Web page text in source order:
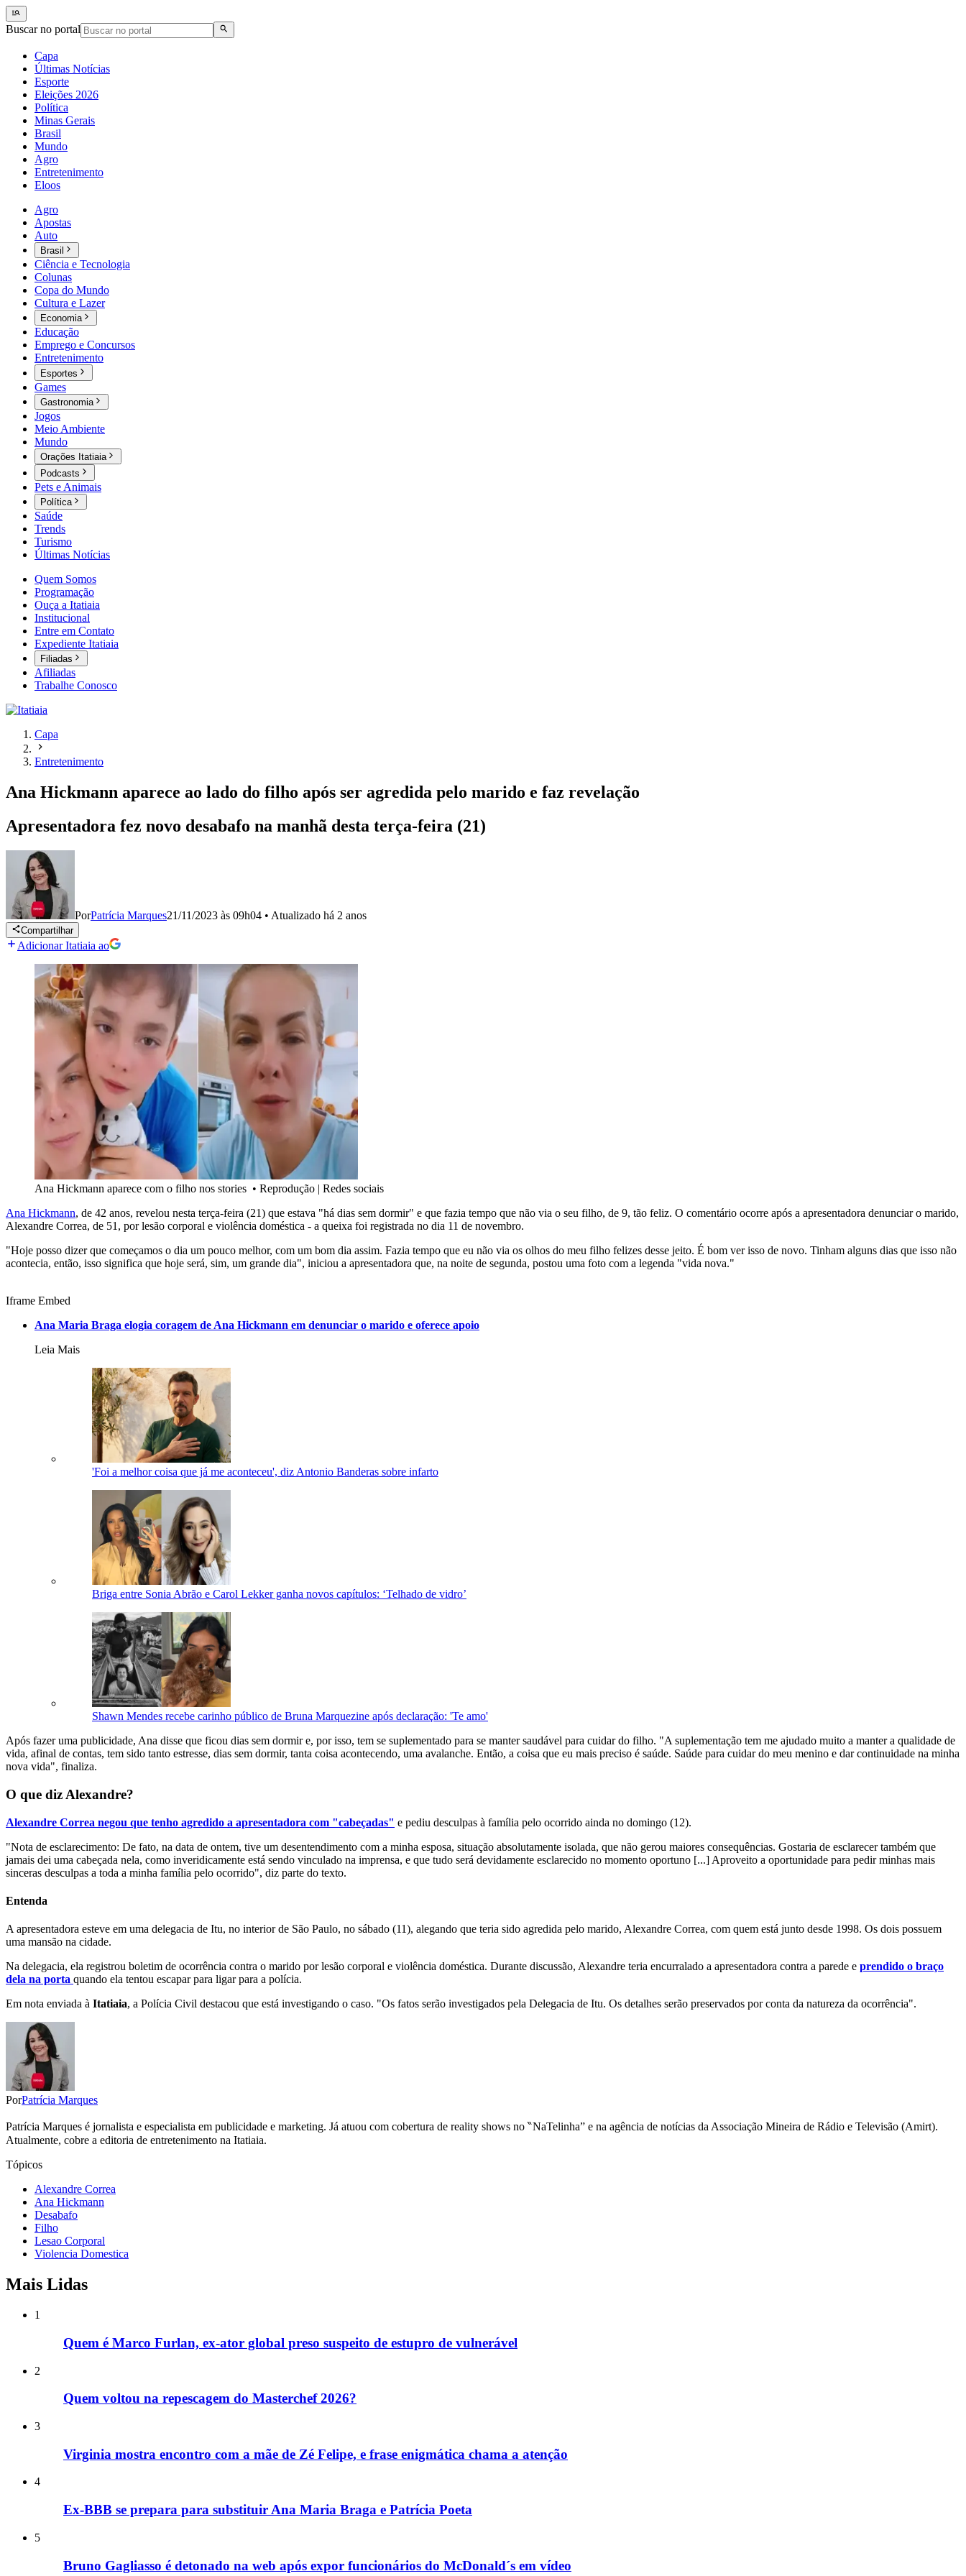
Buscar no portal
Capa
Últimas Notícias
Esporte
Eleições 2026
Política
Minas Gerais
Brasil
Mundo
Agro
Entretenimento
Eloos
Agro
Apostas
Auto
Brasil
Ciência e Tecnologia
Colunas
Copa do Mundo
Cultura e Lazer
Economia
Educação
Emprego e Concursos
Entretenimento
Esportes
Games
Gastronomia
Jogos
Meio Ambiente
Mundo
Orações Itatiaia
Podcasts
Pets e Animais
Política
Saúde
Trends
Turismo
Últimas Notícias
Quem Somos
Programação
Ouça a Itatiaia
Institucional
Entre em Contato
Expediente Itatiaia
Filiadas
Afiliadas
Trabalhe Conosco
Capa
Entretenimento
Ana Hickmann aparece ao lado do filho após ser agredida pelo marido e faz revelação
Apresentadora fez novo desabafo na manhã desta terça-feira (21)
PorPatrícia Marques21/11/2023 às 09h04 • Atualizado há 2 anos
Compartilhar
Adicionar Itatiaia ao
Ana Hickmann aparece com o filho nos stories • Reprodução | Redes sociais
Ana Hickmann, de 42 anos, revelou nesta terça-feira (21) que estava "há dias sem dormir" e que fazia tempo que não via o seu filho, de 9, tão feliz. O comentário ocorre após a apresentadora denunciar o marido,
Alexandre Correa, de 51, por lesão corporal e violência doméstica - a queixa foi registrada no dia 11 de novembro.
"Hoje posso dizer que começamos o dia um pouco melhor, com um bom dia assim. Fazia tempo que eu não via os olhos do meu filho felizes desse jeito. É bom ver isso de novo. Tinham alguns dias que isso não
acontecia, então, isso significa que hoje será, sim, um grande dia", iniciou a apresentadora que, na noite de segunda, postou uma foto com a legenda "vida nova."
Iframe Embed
Ana Maria Braga elogia coragem de Ana Hickmann em denunciar o marido e oferece apoio
Leia Mais
'Foi a melhor coisa que já me aconteceu', diz Antonio Banderas sobre infarto
Briga entre Sonia Abrão e Carol Lekker ganha novos capítulos: ‘Telhado de vidro’
Shawn Mendes recebe carinho público de Bruna Marquezine após declaração: 'Te amo'
Após fazer uma publicidade, Ana disse que ficou dias sem dormir e, por isso, tem se suplementado para se manter saudável para cuidar do filho. "A suplementação tem me ajudado muito a manter a qualidade de
vida, afinal de contas, tem sido tanto estresse, dias sem dormir, tanta coisa acontecendo, uma avalanche. Então, a coisa que eu mais preciso é saúde. Saúde para cuidar do meu menino e dar continuidade na minha
nova vida", finaliza.
O que diz Alexandre?
Alexandre Correa negou que tenho agredido a apresentadora com "cabeçadas" e pediu desculpas à família pelo ocorrido ainda no domingo (12).
"Nota de esclarecimento: De fato, na data de ontem, tive um desentendimento com a minha esposa, situação absolutamente isolada, que não gerou maiores consequências. Gostaria de esclarecer também que
jamais dei uma cabeçada nela, como inveridicamente está sendo vinculado na imprensa, e que tudo será devidamente esclarecido no momento oportuno [...] Aproveito a oportunidade para pedir minhas mais
sinceras desculpas a toda a minha família pelo ocorrido", diz parte do texto.
Entenda
A apresentadora esteve em uma delegacia de Itu, no interior de São Paulo, no sábado (11), alegando que teria sido agredida pelo marido, Alexandre Correa, com quem está junto desde 1998. Os dois possuem
uma mansão na cidade.
Na delegacia, ela registrou boletim de ocorrência contra o marido por lesão corporal e violência doméstica. Durante discussão, Alexandre teria encurralado a apresentadora contra a parede e prendido o braço
dela na porta quando ela tentou escapar para ligar para a polícia.
Em nota enviada à Itatiaia, a Polícia Civil destacou que está investigando o caso. "Os fatos serão investigados pela Delegacia de Itu. Os detalhes serão preservados por conta da natureza da ocorrência".
PorPatrícia Marques
Patrícia Marques é jornalista e especialista em publicidade e marketing. Já atuou com cobertura de reality shows no ‶NaTelinha” e na agência de notícias da Associação Mineira de Rádio e Televisão (Amirt).
Atualmente, cobre a editoria de entretenimento na Itatiaia.
Tópicos
Alexandre Correa
Ana Hickmann
Desabafo
Filho
Lesao Corporal
Violencia Domestica
Mais Lidas
1
Quem é Marco Furlan, ex-ator global preso suspeito de estupro de vulnerável
2
Quem voltou na repescagem do Masterchef 2026?
3
Virginia mostra encontro com a mãe de Zé Felipe, e frase enigmática chama a atenção
4
Ex-BBB se prepara para substituir Ana Maria Braga e Patrícia Poeta
5
Bruno Gagliasso é detonado na web após expor funcionários do McDonald´s em vídeo